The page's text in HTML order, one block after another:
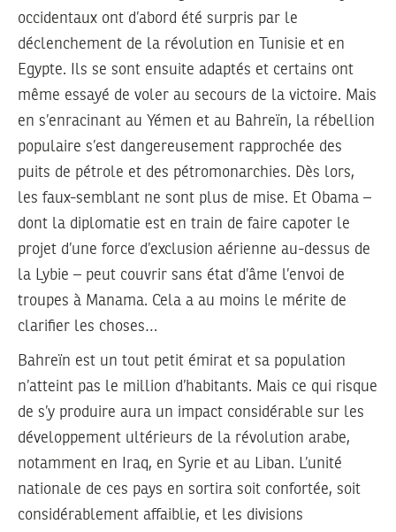
occidentaux ont d’abord été surpris par le
déclenchement de la révolution en Tunisie et en
Egypte. Ils se sont ensuite adaptés et certains ont
même essayé de voler au secours de la victoire. Mais
en s’enracinant au Yémen et au Bahreïn, la rébellion
populaire s’est dangereusement rapprochée des
puits de pétrole et des pétromonarchies. Dès lors,
les faux-semblant ne sont plus de mise. Et Obama –
dont la diplomatie est en train de faire capoter le
projet d’une force d’exclusion aérienne au-dessus de
la Lybie – peut couvrir sans état d’âme l’envoi de
troupes à Manama. Cela a au moins le mérite de
clarifier les choses…
Bahreïn est un tout petit émirat et sa population
n’atteint pas le million d’habitants. Mais ce qui risque
de s’y produire aura un impact considérable sur les
développement ultérieurs de la révolution arabe,
notamment en Iraq, en Syrie et au Liban. L’unité
nationale de ces pays en sortira soit confortée, soit
considérablement affaiblie, et les divisions